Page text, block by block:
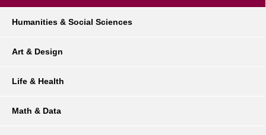
Humanities & Social Sciences
Art & Design
Life & Health
Math & Data